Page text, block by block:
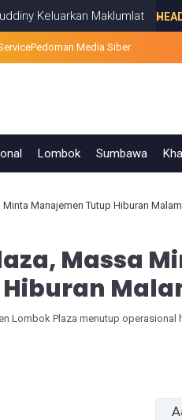
Maklumlat HEADLINE
Pedoman Media Siber
Lombok Sumbawa
Manajemen Tutup Hiburan Malam
Massa
Lombok Plaza menutup operasional